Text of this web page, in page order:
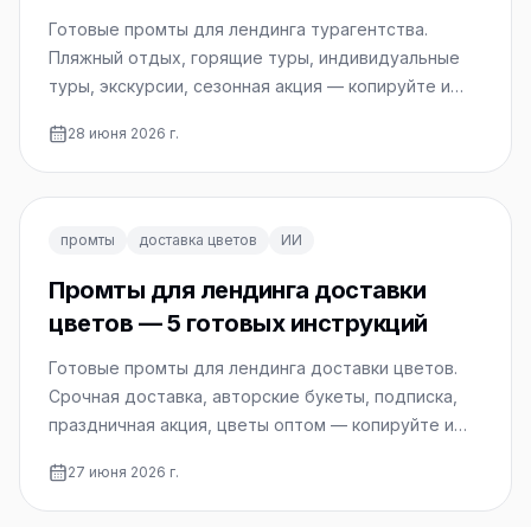
Готовые промты для лендинга турагентства.
Пляжный отдых, горящие туры, индивидуальные
туры, экскурсии, сезонная акция — копируйте и
28 июня 2026 г.
промты доставка цветов ИИ
Промты для лендинга доставки
цветов — 5 готовых инструкций
Готовые промты для лендинга доставки цветов.
Срочная доставка, авторские букеты, подписка,
праздничная акция, цветы оптом — копируйте и
27 июня 2026 г.